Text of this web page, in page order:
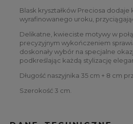
Blask kryształków Preciosa
wyrafinowanego uroku,
Delikatne, kwieciste motywy w
precyzyjnym wykończeniem
doskonały wybór na specjalne
podkreślając każdą stylizację
Długość naszyjnika 35 cm + 8 cm
Szerokość 3 cm.